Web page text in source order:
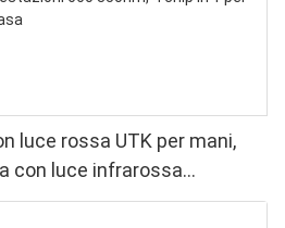
luce rossa UTK per mani,
con luce infrarossa
il dolore a dita e polsi - LED